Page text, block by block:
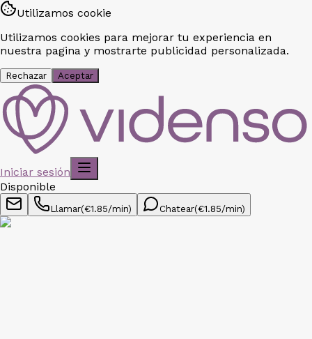
Utilizamos cookie
Utilizamos cookies para mejorar tu experiencia en
nuestra pagina y mostrarte publicidad personalizada.
Rechazar Aceptar
Iniciar sesión
Disponible
Llamar(€1.85/min) Chatear(€1.85/min)